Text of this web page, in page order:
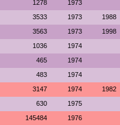
1278 1973
3533 1973 1988
3563 1973 1998
1036 1974
465 1974
483 1974
3147 1974 1982
630 1975
145484 1976